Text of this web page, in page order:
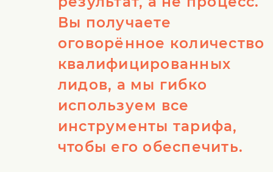
Вы получаете
оговорённое количество
квалифицированных
лидов, а мы гибко
используем все
инструменты тарифа,
чтобы его обеспечить.